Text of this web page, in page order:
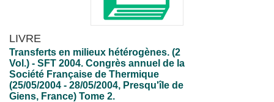
LIVRE
Transferts en milieux hétérogènes. (2
Vol.) - SFT 2004. Congrès annuel de la
Société Française de Thermique
(25/05/2004 - 28/05/2004, Presqu'île de
Giens, France) Tome 2.